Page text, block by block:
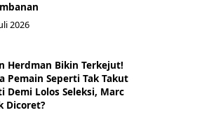
2026
Herdman Bikin Terkejut!
Pemain Seperti Tak Takut
Demi Lolos Seleksi, Marc
Dicoret?